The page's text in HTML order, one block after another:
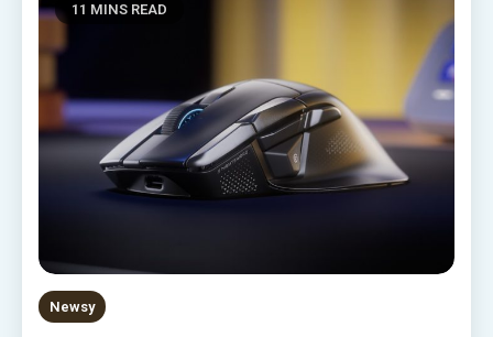
11 MINS READ
Newsy